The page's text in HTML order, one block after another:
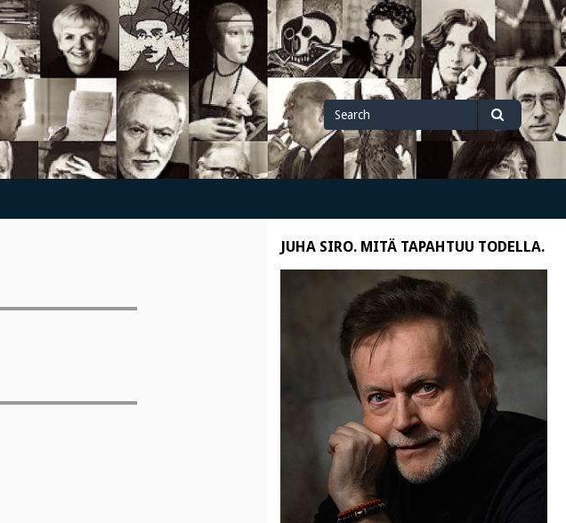
Search
for
Search
JUHA SIRO. MITÄ TAPAHTUU TODELLA.